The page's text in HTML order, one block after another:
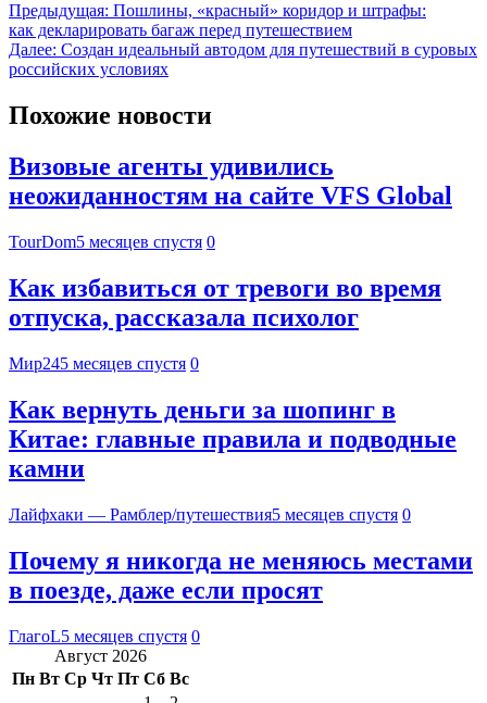
Предыдущая: Пошлины, «красный» коридор и штрафы:
как декларировать багаж перед путешествием
Далее: Создан идеальный автодом для путешествий в суровых
российских условиях
Похожие новости
Визовые агенты удивились
неожиданностям на сайте VFS Global
TourDom5 месяцев спустя 0
Как избавиться от тревоги во время
отпуска, рассказала психолог
Мир245 месяцев спустя 0
Как вернуть деньги за шопинг в
Китае: главные правила и подводные
камни
Лайфхаки — Рамблер/путешествия5 месяцев спустя 0
Почему я никогда не меняюсь местами
в поезде, даже если просят
ГлагоL5 месяцев спустя 0
Август 2026
Пн Вт Ср Чт Пт Сб Вс